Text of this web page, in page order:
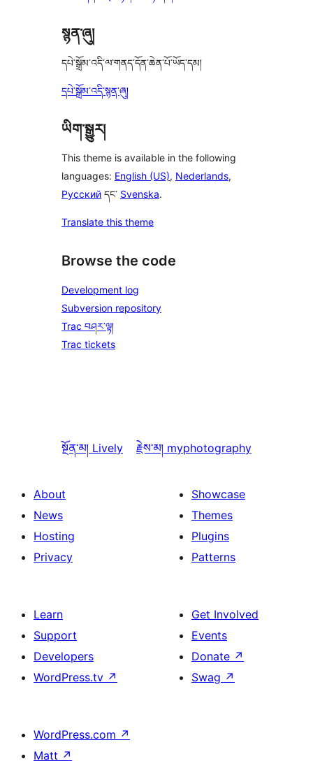
སྙན་ཞུ།
དཔེ་སྒྲོམ་འདི་ལ་གནད་དོན་ཆེན་པོ་ཡོད་དམ།
དཔེ་སྒྲོམ་འདི་སྙན་ཞུ།
ཡིག་སྒྱུར།
This theme is available in the following
languages: English (US), Nederlands,
Русский དང་ Svenska.
Translate this theme
Browse the code
Development log
Subversion repository
Trac བཤར་ལྟ།
Trac tickets
སྔོན་མ། Lively རྗེས་མ། myphotography
About
News
Hosting
Privacy
Showcase
Themes
Plugins
Patterns
Learn
Support
Developers
WordPress.tv ↗
Get Involved
Events
Donate ↗
Swag ↗
WordPress.com ↗
Matt ↗